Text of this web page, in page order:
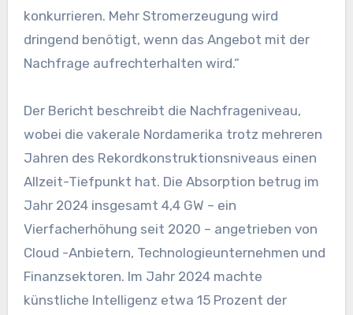
konkurrieren. Mehr Stromerzeugung wird
dringend benötigt, wenn das Angebot mit der
Nachfrage aufrechterhalten wird.“
Der Bericht beschreibt die Nachfrageniveau,
wobei die vakerale Nordamerika trotz mehreren
Jahren des Rekordkonstruktionsniveaus einen
Allzeit-Tiefpunkt hat. Die Absorption betrug im
Jahr 2024 insgesamt 4,4 GW – ein
Vierfacherhöhung seit 2020 – angetrieben von
Cloud -Anbietern, Technologieunternehmen und
Finanzsektoren. Im Jahr 2024 machte
künstliche Intelligenz etwa 15 Prozent der